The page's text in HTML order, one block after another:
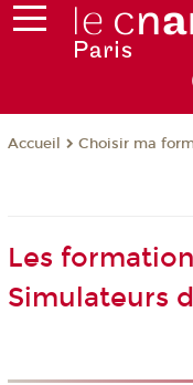
Accueil Choisir ma
Les
Simulateurs